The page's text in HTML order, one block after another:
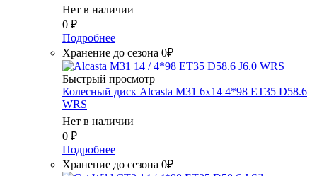
Нет в наличии
0 ₽
Подробнее
Хранение до сезона 0₽
Быстрый просмотр
Колесный диск Alcasta M31 6x14 4*98 ET35 D58.6
WRS
Нет в наличии
0 ₽
Подробнее
Хранение до сезона 0₽